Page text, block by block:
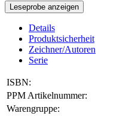
Leseprobe anzeigen
Details
Produktsicherheit
Zeichner/Autoren
Serie
ISBN:
PPM Artikelnummer:
Warengruppe: